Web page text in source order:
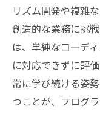
リズム開発や複雑
創造的な業務に挑
は、単純なコーデ
に対応できずに評
常に学び続ける姿
つことが、プログ